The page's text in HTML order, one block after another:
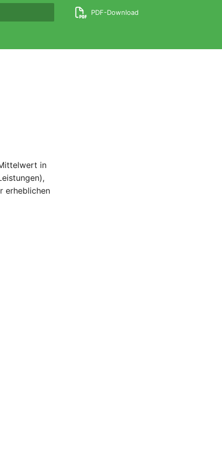
PDF-Download
in
erheblichen